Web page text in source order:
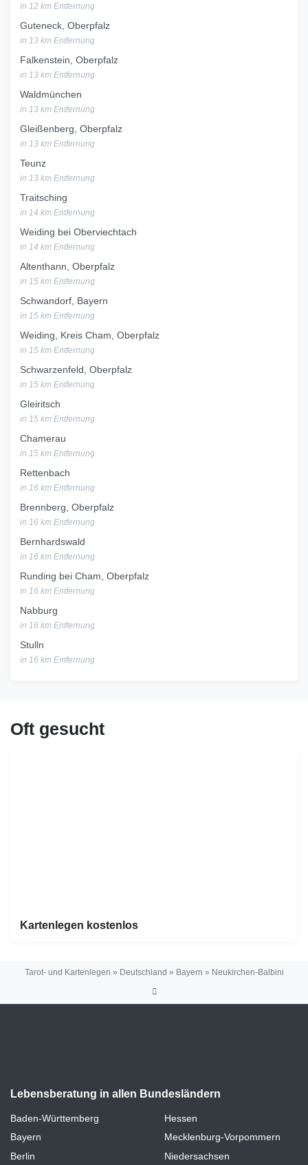
in 12 km Entfernung
Guteneck, Oberpfalz
in 13 km Entfernung
Falkenstein, Oberpfalz
in 13 km Entfernung
Waldmünchen
in 13 km Entfernung
Gleißenberg, Oberpfalz
in 13 km Entfernung
Teunz
in 13 km Entfernung
Traitsching
in 14 km Entfernung
Weiding bei Oberviechtach
in 14 km Entfernung
Altenthann, Oberpfalz
in 15 km Entfernung
Schwandorf, Bayern
in 15 km Entfernung
Weiding, Kreis Cham, Oberpfalz
in 15 km Entfernung
Schwarzenfeld, Oberpfalz
in 15 km Entfernung
Gleiritsch
in 15 km Entfernung
Chamerau
in 15 km Entfernung
Rettenbach
in 16 km Entfernung
Brennberg, Oberpfalz
in 16 km Entfernung
Bernhardswald
in 16 km Entfernung
Runding bei Cham, Oberpfalz
in 16 km Entfernung
Nabburg
in 16 km Entfernung
Stulln
in 16 km Entfernung
Oft gesucht
Kartenlegen kostenlos
Tarot- und Kartenlegen » Deutschland » Bayern » Neukirchen-Balbini
Lebensberatung in allen Bundesländern
Baden-Württemberg
Bayern
Berlin
Hessen
Mecklenburg-Vorpommern
Niedersachsen